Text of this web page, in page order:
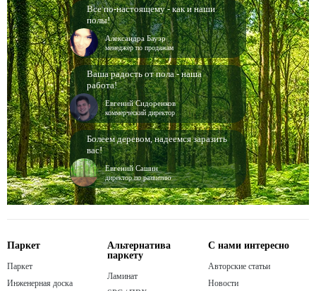
Все по-настоящему - как и наши
полы!
Александра Бауэр
менеджер по продажам
Ваша радость от пола - наша
работа!
Евгений Сидоренков
коммерческий директор
Болеем деревом, надеемся заразить
вас!
Евгений Сашин
директор по развитию
Паркет
Паркет
Инженерная доска
Альтернатива
паркету
Ламинат
С нами интересно
Авторские статьи
Новости